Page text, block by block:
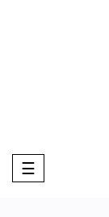
Toggle
navigation
☰